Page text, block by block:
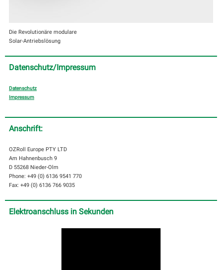
Die Revolutionäre modulare
Solar-Antriebslösung
Datenschutz/Impressum
Datenschutz
Impressum
Anschrift:
OZRoll Europe PTY LTD
Am Hahnenbusch 9
D 55268 Nieder-Olm
Phone: +49 (0) 6136 9541 770
Fax: +49 (0) 6136 766 9035
Elektroanschluss in Sekunden